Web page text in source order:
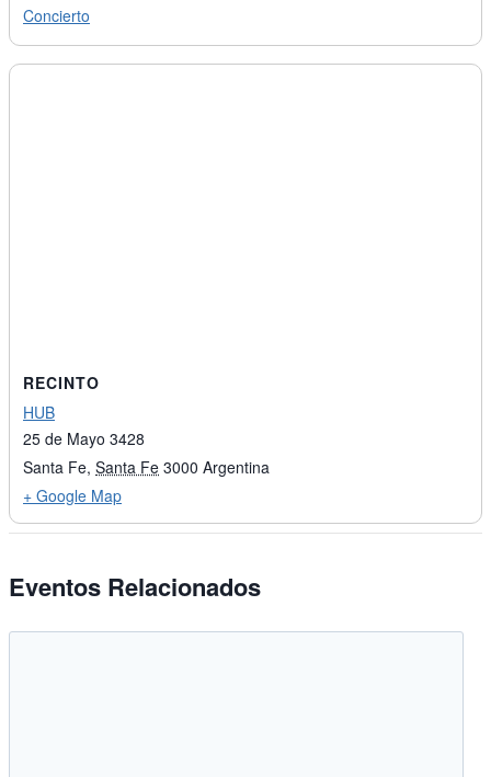
Concierto
RECINTO
HUB
25 de Mayo 3428
Santa Fe, Santa Fe 3000 Argentina
+ Google Map
Eventos Relacionados